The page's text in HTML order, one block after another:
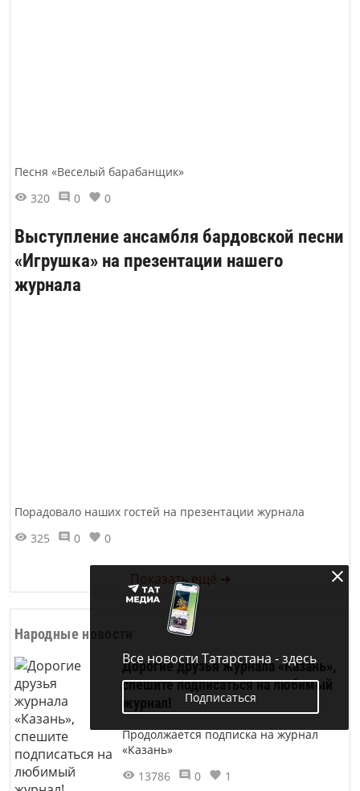
Песня «Веселый барабанщик»
320
0 0
Выступление ансамбля бардовской песни
«Игрушка» на презентации нашего
журнала
Порадовало наших гостей на презентации журнала
325
0 0
Показать ещё ➜
Народные новости
Дорогие друзья журнала «Казань»,
спешите подписаться на любимый
журнал!
Продолжается подписка на журнал
«Казань»
13786
0 1
Все новости Татарстана - здесь
Подписаться